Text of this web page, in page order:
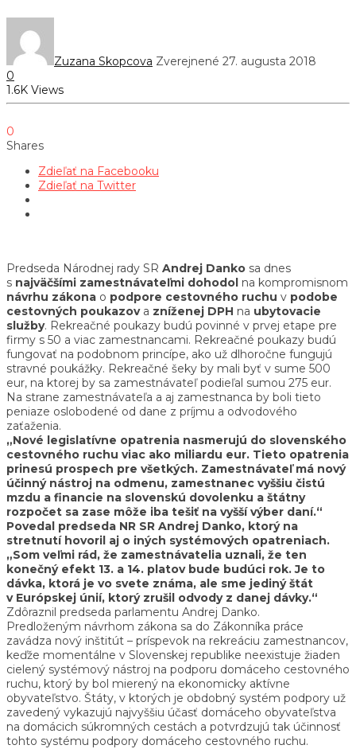
Zuzana Skopcova Zverejnené 27. augusta 2018
0
1.6K Views
0
Shares
Zdieľať na Facebooku
Zdieľať na Twitter
Predseda Národnej rady SR Andrej Danko sa dnes
s najväčšími zamestnávateľmi dohodol na kompromisnom
návrhu zákona o podpore cestovného ruchu v podobe
cestovných poukazova zníženej DPH na ubytovacie
služby. Rekreačné poukazy budú povinné v prvej etape pre
firmy s 50 a viac zamestnancami. Rekreačné poukazy budú
fungovať na podobnom princípe, ako už dlhoročne fungujú
stravné poukážky. Rekreačné šeky by mali byť v sume 500
eur, na ktorej by sa zamestnávateľ podieľal sumou 275 eur.
Na strane zamestnávateľa a aj zamestnanca by boli tieto
peniaze oslobodené od dane z príjmu a odvodového
zaťaženia.
„Nové legislatívne opatrenia nasmerujú do slovenského
cestovného ruchu viac ako miliardu eur. Tieto opatrenia
prinesú prospech pre všetkých. Zamestnávateľ má nový
účinný nástroj na odmenu, zamestnanec vyššiu čistú
mzdu a financie na slovenskú dovolenku a štátny
rozpočet sa zase môže iba tešiť na vyšší výber daní.“
Povedal predseda NR SR Andrej Danko, ktorý na
stretnutí hovoril aj o iných systémových opatreniach.
„Som veľmi rád, že zamestnávatelia uznali, že ten
konečný efekt 13. a 14. platov bude budúci rok. Je to
dávka, ktorá je vo svete známa, ale sme jediný štát
v Európskej únií, ktorý zrušil odvody z danej dávky.“
Zdôraznil predseda parlamentu Andrej Danko.
Predloženým návrhom zákona sa do Zákonníka práce
zavádza nový inštitút – príspevok na rekreáciu zamestnancov,
keďže momentálne v Slovenskej republike neexistuje žiaden
cielený systémový nástroj na podporu domáceho cestovného
ruchu, ktorý by bol mierený na ekonomicky aktívne
obyvateľstvo. Štáty, v ktorých je obdobný systém podpory už
zavedený vykazujú najvyššiu účasť domáceho obyvateľstva
na domácich súkromných cestách a potvrdzujú tak účinnosť
tohto systému podpory domáceho cestovného ruchu.